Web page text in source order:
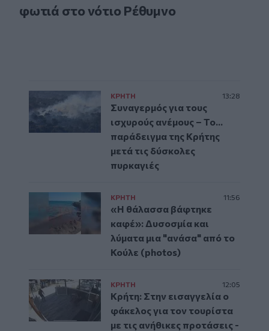
φωτιά στο νότιο Ρέθυμνο
ΚΡΗΤΗ 13:28
Συναγερμός για τους
ισχυρούς ανέμους – Το...
παράδειγμα της Κρήτης
μετά τις δύσκολες
πυρκαγιές
ΚΡΗΤΗ 11:56
«Η θάλασσα βάφτηκε
καφέ»: Δυσοσμία και
λύματα μια "ανάσα" από το
Κούλε (photos)
ΚΡΗΤΗ 12:05
Κρήτη: Στην εισαγγελία ο
φάκελος για τον τουρίστα
με τις ανήθικες προτάσεις -